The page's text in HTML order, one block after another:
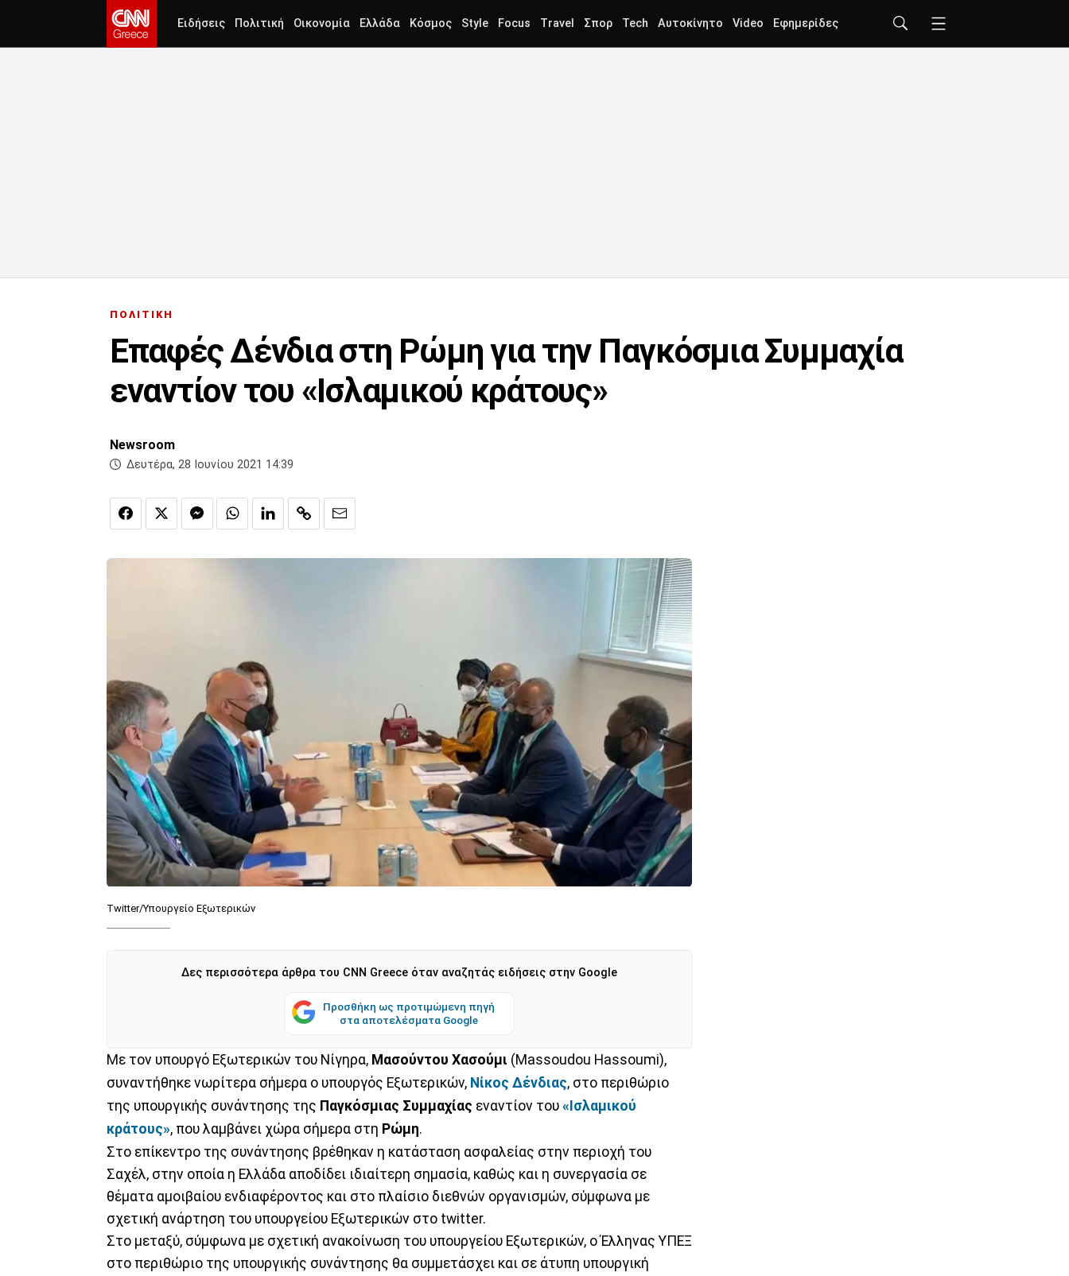
Ειδήσεις Πολιτική Οικονομία Ελλάδα Κόσμος Style Focus Travel Σπορ Tech Αυτοκίνητο Video Εφημερίδες
ΠΟΛΙΤΙΚΗ
Επαφές Δένδια στη Ρώμη για την Παγκόσμια Συμμαχία
εναντίον του «Ισλαμικού κράτους»
Newsroom
Δευτέρα, 28 Ιουνίου 2021 14:39
Twitter/Yπουργείο Εξωτερικών
Δες περισσότερα άρθρα του CNN Greece όταν αναζητάς ειδήσεις στην Google
Προσθήκη ως προτιμώμενη πηγή
στα αποτελέσματα Google
Με τον υπουργό Εξωτερικών του Νίγηρα, Μασούντου Χασούμι (Massoudou Hassoumi),
συναντήθηκε νωρίτερα σήμερα ο υπουργός Εξωτερικών, Νίκος Δένδιας, στο περιθώριο
της υπουργικής συνάντησης της Παγκόσμιας Συμμαχίας εναντίον του «Ισλαμικού
κράτους», που λαμβάνει χώρα σήμερα στη Ρώμη.
Στο επίκεντρο της συνάντησης βρέθηκαν η κατάσταση ασφαλείας στην περιοχή του
Σαχέλ, στην οποία η Ελλάδα αποδίδει ιδιαίτερη σημασία, καθώς και η συνεργασία σε
θέματα αμοιβαίου ενδιαφέροντος και στο πλαίσιο διεθνών οργανισμών, σύμφωνα με
σχετική ανάρτηση του υπουργείου Εξωτερικών στο twitter.
Στο μεταξύ, σύμφωνα με σχετική ανακοίνωση του υπουργείου Εξωτερικών, ο Έλληνας ΥΠΕΞ
στο περιθώριο της υπουργικής συνάντησης θα συμμετάσχει και σε άτυπη υπουργική